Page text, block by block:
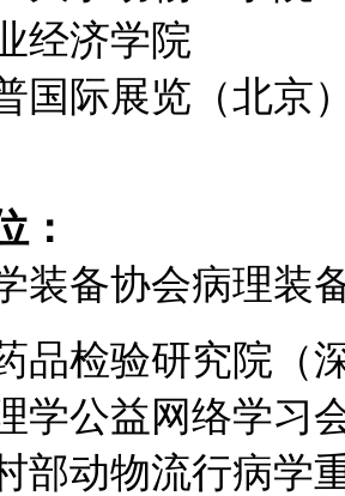
经济学院
国际展览（北京
：
装备协会病理装
品检验研究院（
学公益网络学习
部动物流行病学